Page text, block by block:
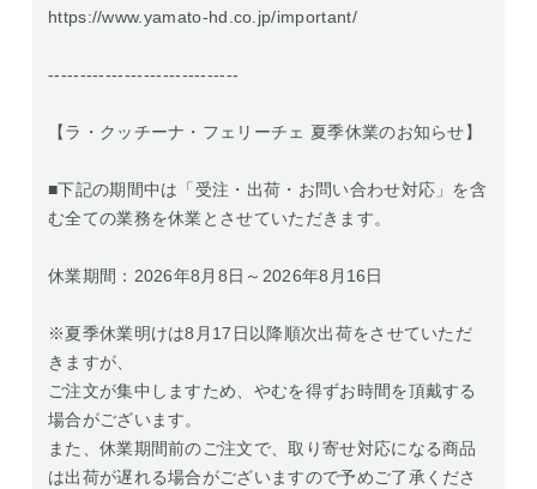
https://www.yamato-hd.co.jp/important/
------------------------------
【ラ・クッチーナ・フェリーチェ 夏季休業のお知らせ】
■下記の期間中は「受注・出荷・お問い合わせ対応」を含
む全ての業務を休業とさせていただきます。
休業期間：2026年8月8日～2026年8月16日
※夏季休業明けは8月17日以降順次出荷をさせていただ
きますが、
ご注文が集中しますため、やむを得ずお時間を頂戴する
場合がございます。
また、休業期間前のご注文で、取り寄せ対応になる商品
は出荷が遅れる場合がございますので予めご了承くださ